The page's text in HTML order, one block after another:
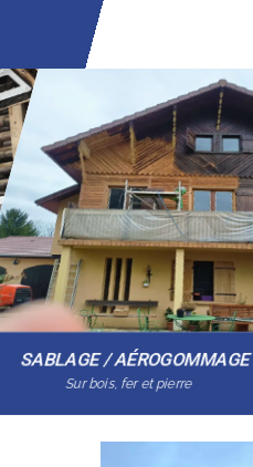
SABLAGE / AÉROGOMMAGE
Sur bois, fer et pierre